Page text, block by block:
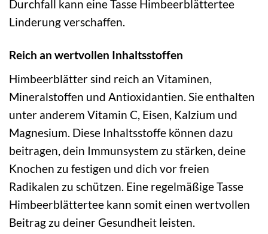
Durchfall kann eine Tasse Himbeerblättertee
Linderung verschaffen.
Reich an wertvollen Inhaltsstoffen
Himbeerblätter sind reich an Vitaminen,
Mineralstoffen und Antioxidantien. Sie enthalten
unter anderem Vitamin C, Eisen, Kalzium und
Magnesium. Diese Inhaltsstoffe können dazu
beitragen, dein Immunsystem zu stärken, deine
Knochen zu festigen und dich vor freien
Radikalen zu schützen. Eine regelmäßige Tasse
Himbeerblättertee kann somit einen wertvollen
Beitrag zu deiner Gesundheit leisten.